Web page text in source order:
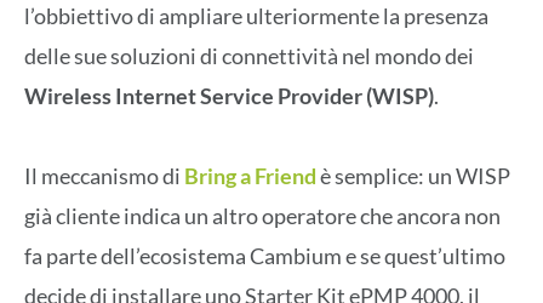
l’obbiettivo di ampliare ulteriormente la presenza
delle sue soluzioni di connettività nel mondo dei
Wireless Internet Service Provider (WISP).
Il meccanismo di Bring a Friendè semplice: un WISP
già cliente indica un altro operatore che ancora non
fa parte dell’ecosistema Cambium e se quest’ultimo
decide di installare uno Starter Kit ePMP 4000, il